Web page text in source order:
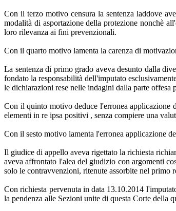
Con il terzo motivo censura la sentenza laddove
modalità di asportazione della protezione nonchè
loro rilevanza ai fini prevenzionali.
Con il quarto motivo lamenta la carenza di
La sentenza di primo grado aveva desunto dalla
fondato la responsabilità dell'imputato
le dichiarazioni rese nelle indagini dalla parte offesa
Con il quinto motivo deduce l'erronea applicazione
elementi in re ipsa positivi , senza compiere una
Con il sesto motivo lamenta l'erronea applicazione
Il giudice di appello aveva rigettato la richiesta
aveva affrontato l'alea del giudizio con argomenti
solo le contravvenzioni, ritenute assorbite nel primo
Con richiesta pervenuta in data 13.10.2014
la pendenza alle Sezioni unite di questa Corte della